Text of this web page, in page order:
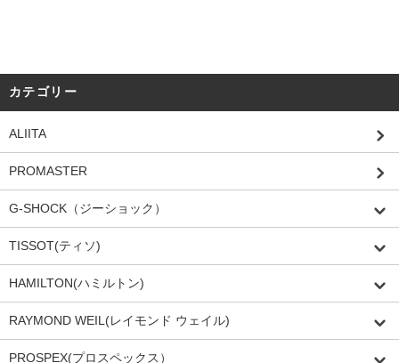
カテゴリー
ALIITA
PROMASTER
G-SHOCK（ジーショック）
TISSOT(ティソ)
HAMILTON(ハミルトン)
RAYMOND WEIL(レイモンド ウェイル)
PROSPEX(プロスペックス）